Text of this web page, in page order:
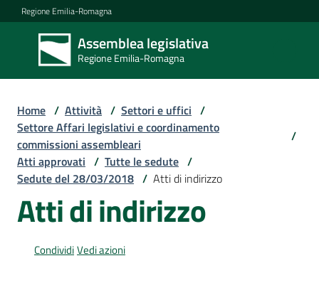
Vai al contenuto
Vai alla navigazione
Vai al footer
Regione Emilia-Romagna
Assemblea legislativa
Regione Emilia-Romagna
Assemblea
legislativa
Regione Emilia-
Assemblea
Attività
Home / Attività / Settori e uffici /
Settore Affari legislativi e coordinamento
commissioni assembleari
/
Atti approvati / Tutte le sedute /
Sedute del 28/03/2018 / Atti di indirizzo
Atti di indirizzo
CondividiVedi azioni